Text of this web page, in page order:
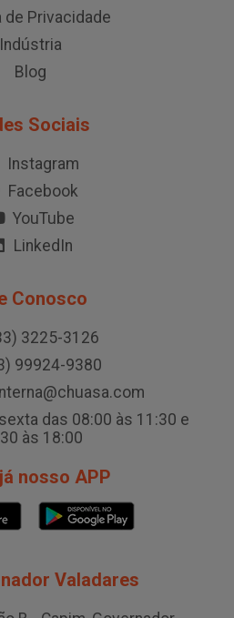
de Privacidade
Indústria
Blog
Sociais
Instagram
Facebook
YouTube
LinkedIn
Conosco
3225-3126
99924-9380
das 08:00 às 11:30 e
às 18:00
nosso APP
Valadares